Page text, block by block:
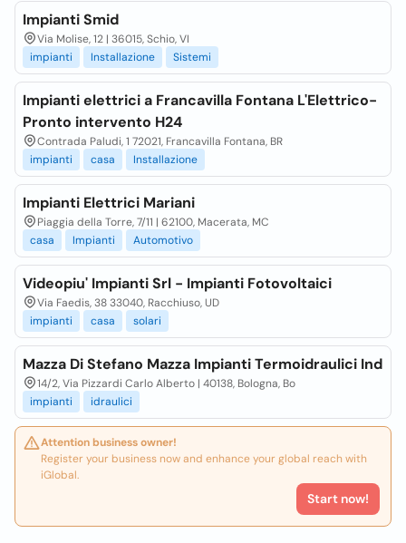
Impianti Smid
Via Molise, 12 | 36015, Schio, VI
impianti
Installazione Sistemi
Impianti elettrici a Francavilla Fontana L'Elettrico-
Pronto intervento H24
Contrada Paludi, 1 72021, Francavilla Fontana, BR
impianti
casa Installazione
Impianti Elettrici Mariani
Piaggia della Torre, 7/11 | 62100, Macerata, MC
casa
Impianti Automotivo
Videopiu' Impianti Srl - Impianti Fotovoltaici
Via Faedis, 38 33040, Racchiuso, UD
impianti
casa solari
Mazza Di Stefano Mazza Impianti Termoidraulici Ind
14/2, Via Pizzardi Carlo Alberto | 40138, Bologna, Bo
impianti
idraulici
Attention business owner!
Register your business now and enhance your global reach with
iGlobal.
Start now!